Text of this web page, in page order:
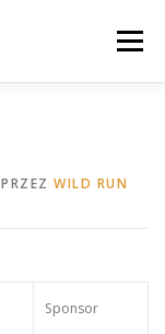
Menu
PRZEZ WILD RUN
Sponsor